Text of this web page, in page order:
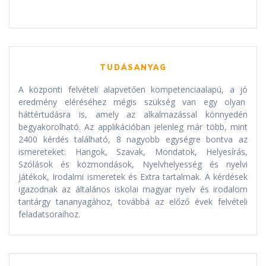
TUDÁSANYAG
A központi felvételi alapvetően kompetenciaalapú, a jó
eredmény eléréséhez mégis szükség van egy olyan
háttértudásra is, amely az alkalmazással könnyedén
begyakorolható. Az applikációban jelenleg már több, mint
2400 kérdés található, 8 nagyobb egységre bontva az
ismereteket: Hangok, Szavak, Mondatok, Helyesírás,
Szólások és közmondások, Nyelvhelyesség és nyelvi
játékok, Irodalmi ismeretek és Extra tartalmak. A kérdések
igazodnak az általános iskolai magyar nyelv és irodalom
tantárgy tananyagához, továbbá az előző évek felvételi
feladatsoraihoz.